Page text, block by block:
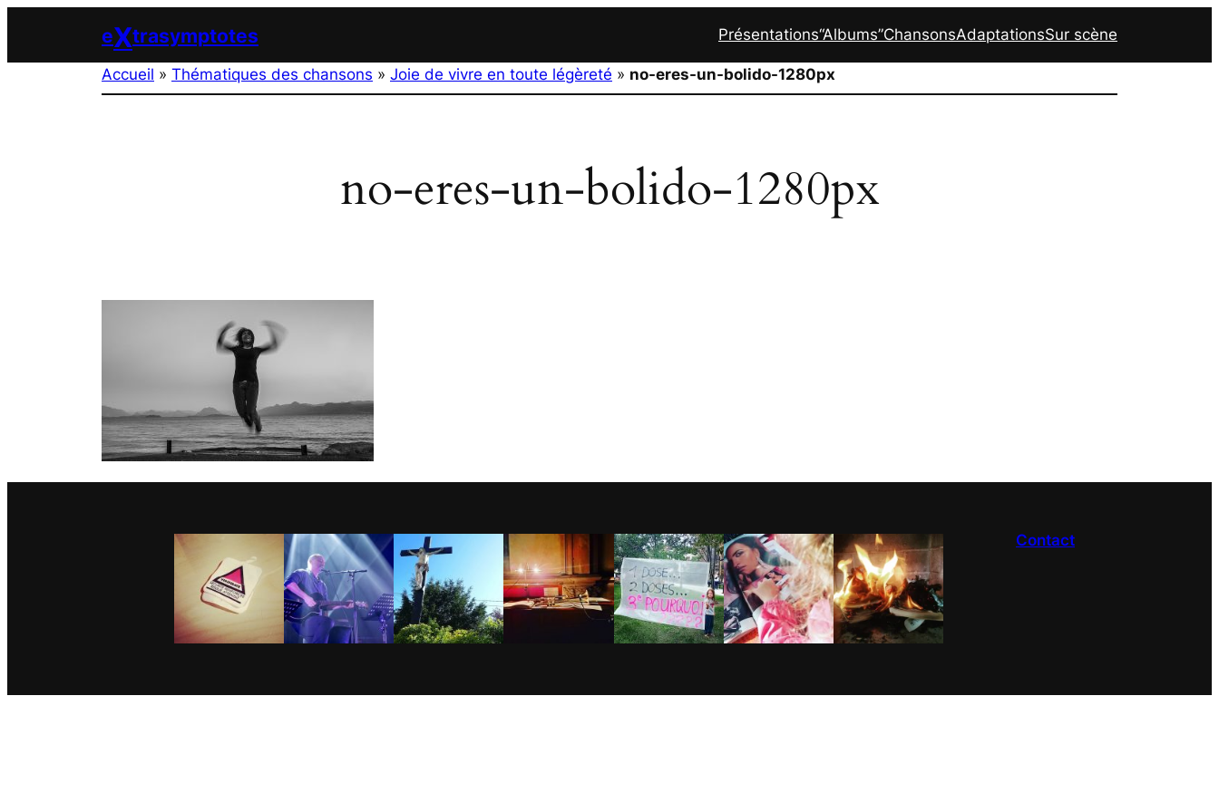
contenu
eXtrasymptotes Présentations“Albums”ChansonsAdaptationsSur scène
Accueil » Thématiques des chansons » Joie de vivre en toute légèreté » no-eres-un-bolido-1280px
no-eres-un-bolido-1280px
Contact